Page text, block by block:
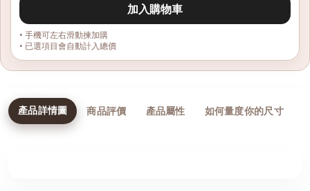
加入購物車
• 手機可左右滑動揀加購
• 已選項目會自動計入總價
產品詳情圖 商品評價 產品屬性 如何量度你的尺寸